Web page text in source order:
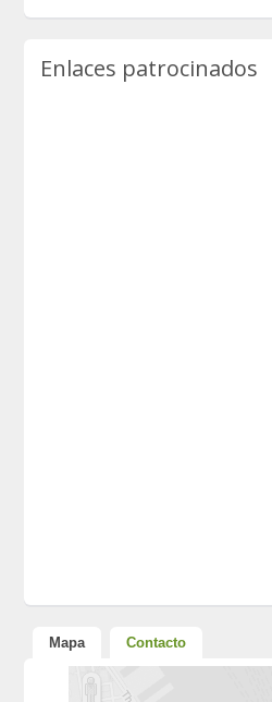
Enlaces patrocinados
Mapa Contacto